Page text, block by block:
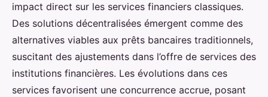
impact direct sur les services financiers classiques.
Des solutions décentralisées émergent comme des
alternatives viables aux prêts bancaires traditionnels,
suscitant des ajustements dans l’offre de services des
institutions financières. Les évolutions dans ces
services favorisent une concurrence accrue, posant